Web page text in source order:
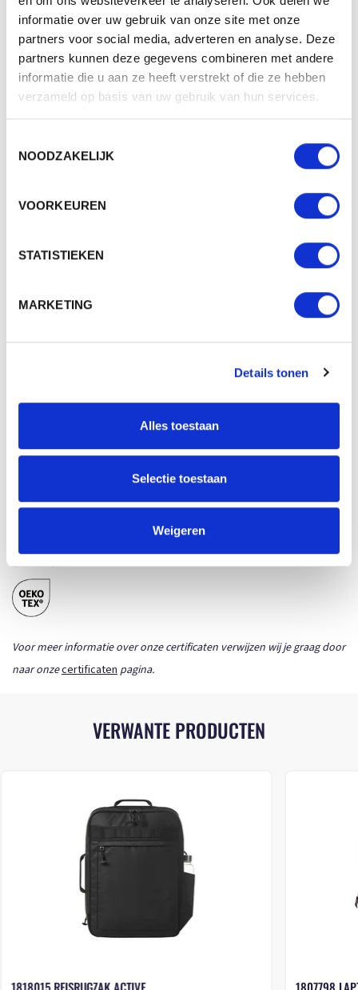
informatie over uw gebruik van onze site met onze
partners voor social media, adverteren en analyse. Deze
partners kunnen deze gegevens combineren met andere
informatie die u aan ze heeft verstrekt of die ze hebben
verzameld op basis van uw gebruik van hun services.
NOODZAKELIJK
VOORKEUREN
STATISTIEKEN
MARKETING
Details tonen
Alles toestaan
Selectie toestaan
Weigeren
Mogelijke bewerkingen
Zeefdruk, Doming, Laser,
Transferdruk, Label,
Bordure
BESCHIKBARE KLEUREN
1815011 - LAPTOPTAS LOFT
Whitelabel (PDF) Download
HALFAR\LIJNTEKENINGEN\1815011 -
HALFAR\LIJNTEKENINGEN\1815011 -
VISUALISATION - EMBROIDERY
Product sheet (PDF)
CERTIFICATEN
Voor meer informatie over onze certificaten verwijzen wij je graag door
naar onzecertificaten pagina.
VERWANTE PRODUCTEN